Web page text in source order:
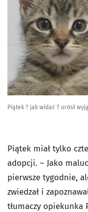
Piątek ? jak widać ? urósł
Piątek miał tylko
adopcji. – Jako
pierwsze tygodnie,
zwiedzał i
tłumaczy opiekunka